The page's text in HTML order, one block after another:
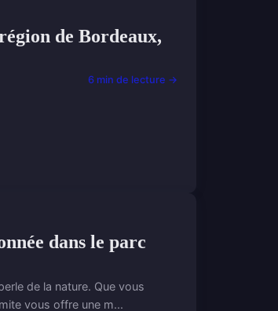
de Bordeaux,
6 min de lecture →
dans le parc
de la nature. Que vous
vous offre une m...